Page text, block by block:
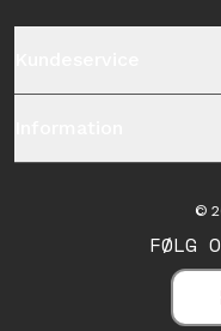
FØLG
©